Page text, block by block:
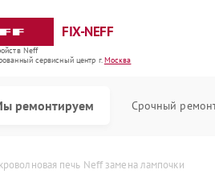
FIX-NEFF
Neff
cервисный центр г.Москва
ремонтируем Срочный
печь Neff замена лампочки